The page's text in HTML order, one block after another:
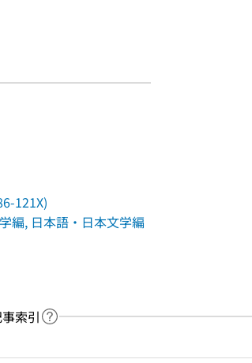
121X)
編, 日本語・日本文学編
索引 Link to Help Page
the table of contents